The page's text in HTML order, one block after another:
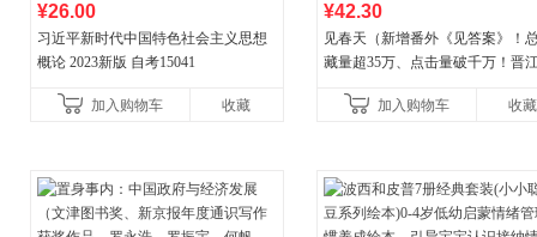
¥26.00
习近平新时代中国特色社会主义思想
概论 2023新版 自考15041
加入购物车 收藏
¥42.30
见春天（新增番外《见答案》！
藏量超35万、点击量破千万！晋
加入购物车
收藏